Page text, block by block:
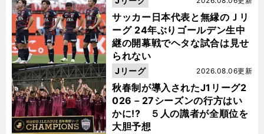
サッカー日本代表と無縁のＪリ
ーグ 24年ぶりゴールデン生中
継の開幕戦でヘタな試合は見せ
られない
秋春制が導入されたJ1リーグ2
026－27シーズンの行方はい
かに!? ５人の識者が全順位を
大胆予想
2026.08.06更新
Jリーグ